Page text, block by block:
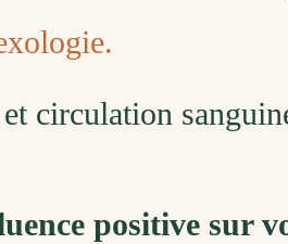
circulation
positive sur